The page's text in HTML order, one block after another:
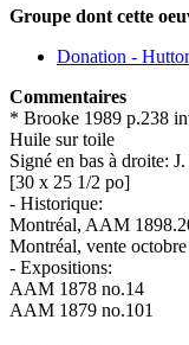
Groupe dont cette
Donation -
Commentaires
* Brooke 1989 p.238
Huile sur toile
Signé en bas à droite:
[30 x 25 1/2 po]
- Historique:
Montréal, AAM
Montréal, vente
- Expositions:
AAM 1878 no.14
AAM 1879 no.101